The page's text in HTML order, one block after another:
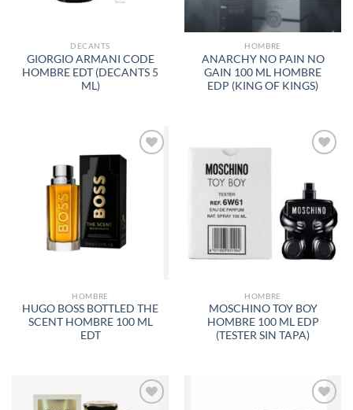
DECANTS
GIORGIO ARMANI CODE
HOMBRE EDT (DECANTS 5
ML)
HOMBRE
ANARCHY NO PAIN NO
GAIN 100 ML HOMBRE
EDP (KING OF KINGS)
DESEOS
HOMBRE
HUGO BOSS BOTTLED THE
SCENT HOMBRE 100 ML
EDT
A LA
LISTA
DE
DESEOS
HOMBRE
MOSCHINO TOY BOY
HOMBRE 100 ML EDP
(TESTER SIN TAPA)